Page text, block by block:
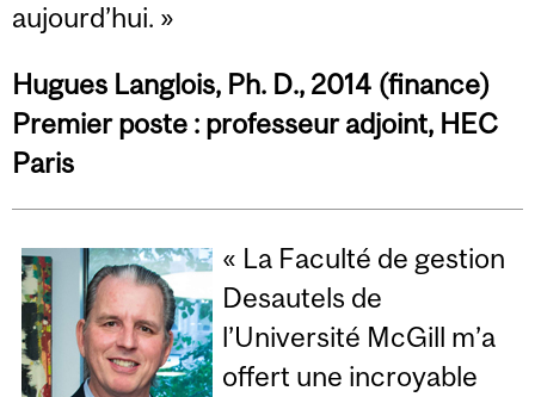
aujourd’hui. »
Hugues Langlois, Ph. D., 2014 (finance)
Premier poste : professeur adjoint, HEC
Paris
« La Faculté de gestion
Desautels de
l’Université McGill m’a
offert une incroyable